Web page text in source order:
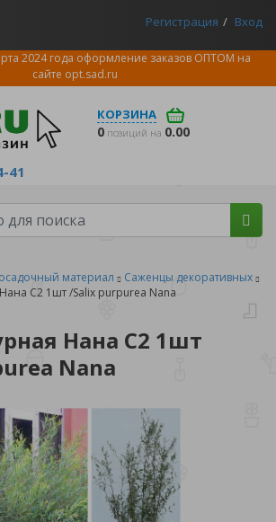
Регистрация Вход
2024 года оформление заказов ОПТОМ на
сайте opt.sad.ru
КОРЗИНА
0 позиций на 0.00
41
материал
Саженцы декоративных
С2 1шт /Salix purpurea Nana
Нана С2 1шт
Nana